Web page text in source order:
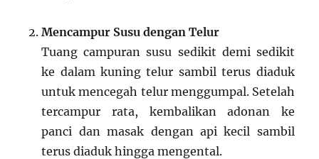
Mencampur Susu dengan Telur
Tuang campuran susu sedikit demi sedikit
ke dalam kuning telur sambil terus diaduk
untuk mencegah telur menggumpal. Setelah
tercampur rata, kembalikan adonan ke
panci dan masak dengan api kecil sambil
terus diaduk hingga mengental.